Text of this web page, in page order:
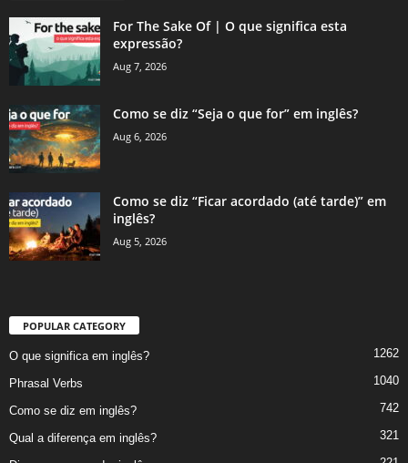
For The Sake Of | O que significa esta
expressão?
Aug 7, 2026
Como se diz “Seja o que for” em inglês?
Aug 6, 2026
Como se diz “Ficar acordado (até tarde)” em
inglês?
Aug 5, 2026
POPULAR CATEGORY
O que significa em inglês? 1262
Phrasal Verbs 1040
Como se diz em inglês? 742
Qual a diferença em inglês? 321